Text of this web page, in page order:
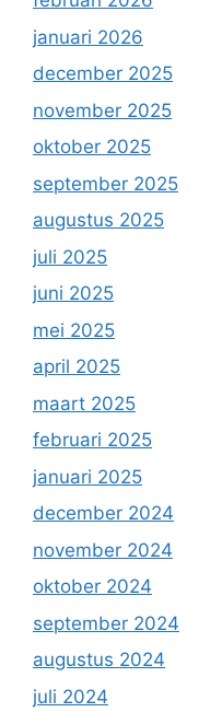
januari 2026
december 2025
november 2025
oktober 2025
september 2025
augustus 2025
juli 2025
juni 2025
mei 2025
april 2025
maart 2025
februari 2025
januari 2025
december 2024
november 2024
oktober 2024
september 2024
augustus 2024
juli 2024